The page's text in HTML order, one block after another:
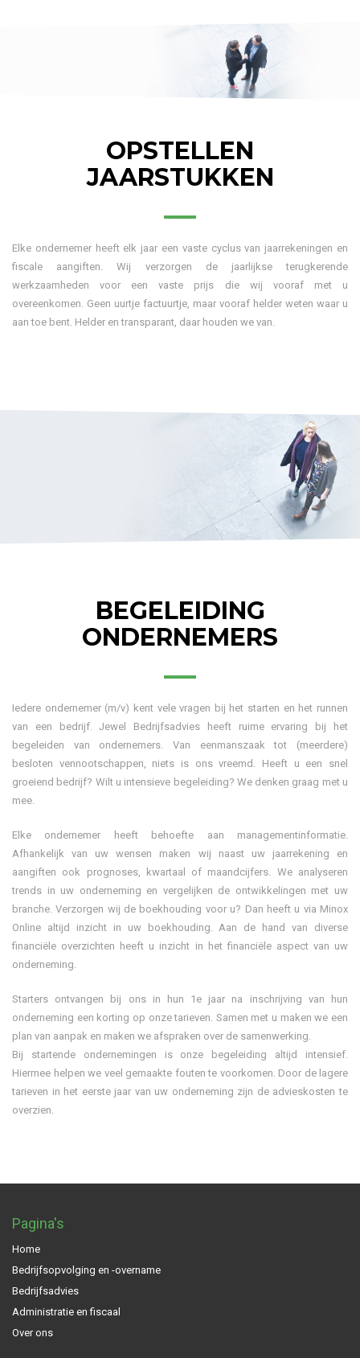
OPSTELLEN
JAARSTUKKEN
Elke ondernemer heeft elk jaar een vaste cyclus van jaarrekeningen en
fiscale aangiften. Wij verzorgen de jaarlijkse terugkerende
werkzaamheden voor een vaste prijs die wij vooraf met u
overeenkomen. Geen uurtje factuurtje, maar vooraf helder weten waar u
aan toe bent. Helder en transparant, daar houden we van.
BEGELEIDING
ONDERNEMERS
Iedere ondernemer (m/v) kent vele vragen bij het starten en het runnen
van een bedrijf. Jewel Bedrijfsadvies heeft ruime ervaring bij het
begeleiden van ondernemers. Van eenmanszaak tot (meerdere)
besloten vennootschappen, niets is ons vreemd. Heeft u een snel
groeiend bedrijf? Wilt u intensieve begeleiding? We denken graag met u
mee.
Elke ondernemer heeft behoefte aan managementinformatie.
Afhankelijk van uw wensen maken wij naast uw jaarrekening en
aangiften ook prognoses, kwartaal of maandcijfers. We analyseren
trends in uw onderneming en vergelijken de ontwikkelingen met uw
branche. Verzorgen wij de boekhouding voor u? Dan heeft u via Minox
Online altijd inzicht in uw boekhouding. Aan de hand van diverse
financiële overzichten heeft u inzicht in het financiële aspect van uw
onderneming.
Starters ontvangen bij ons in hun 1e jaar na inschrijving van hun
onderneming een korting op onze tarieven. Samen met u maken we een
plan van aanpak en maken we afspraken over de samenwerking.
Bij startende ondernemingen is onze begeleiding altijd intensief.
Hiermee helpen we veel gemaakte fouten te voorkomen. Door de lagere
tarieven in het eerste jaar van uw onderneming zijn de advieskosten te
overzien.
Pagina's
Home
Bedrijfsopvolging en -overname
Bedrijfsadvies
Administratie en fiscaal
Over ons